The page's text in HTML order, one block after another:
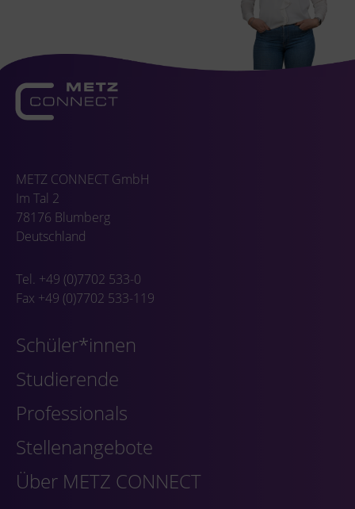
METZ CONNECT GmbH
Im Tal 2
78176 Blumberg
Deutschland
Tel. +49 (0)7702 533-0
Fax +49 (0)7702 533-119
Schüler*innen
Studierende
Professionals
Stellenangebote
Über METZ CONNECT